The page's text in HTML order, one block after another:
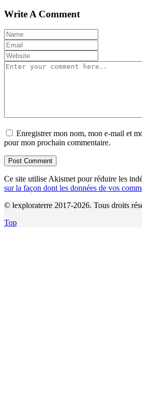
Write A Comment
Enregistrer mon nom, mon e-mail et
pour mon prochain commentaire.
Ce site utilise Akismet pour réduire les
sur la façon dont les données de vos
© lexploraterre 2017-2026. Tous droits
Top